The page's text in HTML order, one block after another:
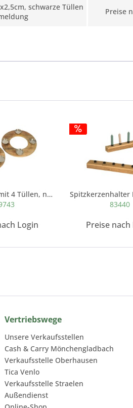
schwarze Tüllen
Preise
Adventteller mit 4 Tüllen, natur/silber
Login
83440
Preise nach
Vertriebswege
Unsere Verkaufsstellen
Cash & Carry Mönchengladbach
Verkaufsstelle Oberhausen
Tica Venlo
Verkaufsstelle Straelen
Außendienst